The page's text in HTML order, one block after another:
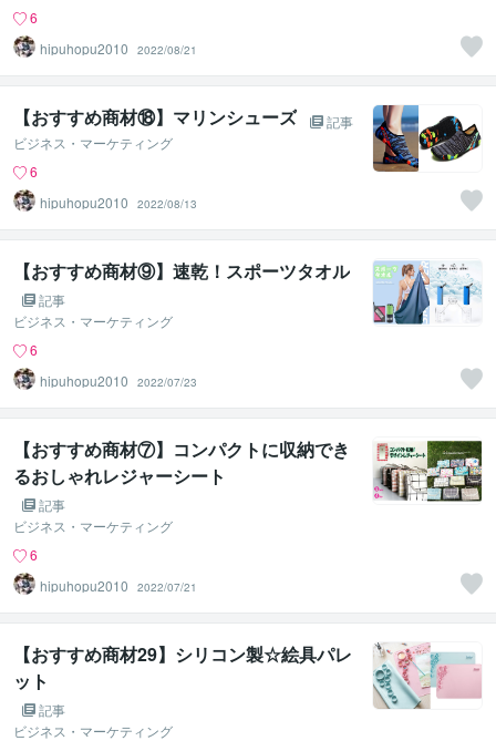
6
hipuhopu2010
2022/08/21
【おすすめ商材⑱】マリンシューズ
記事
ビジネス・マーケティング
6
hipuhopu2010
2022/08/13
【おすすめ商材⑨】速乾！スポーツタオル
記事
ビジネス・マーケティング
6
hipuhopu2010
2022/07/23
【おすすめ商材⑦】コンパクトに収納でき
るおしゃれレジャーシート
記事
ビジネス・マーケティング
6
hipuhopu2010
2022/07/21
【おすすめ商材29】シリコン製☆絵具パレ
ット
記事
ビジネス・マーケティング